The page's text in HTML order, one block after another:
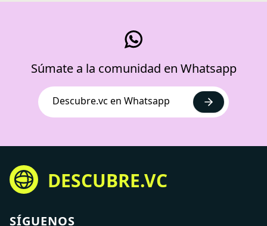
Súmate a la comunidad en Whatsapp
Descubre.vc en Whatsapp
DESCUBRE.VC
SÍGUENOS